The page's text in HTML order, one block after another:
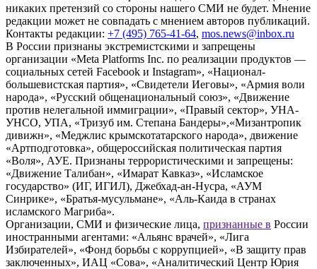
никаких претензий со стороны нашего СМИ не будет. Мнение
редакции может не совпадать с мнением авторов публикаций.
Контакты редакции: +7 (495) 765-41-64, mos.news@inbox.ru
В России признаны экстремистскими и запрещены
организации «Meta Platforms Inc. по реализации продуктов —
социальных сетей Facebook и Instagram», «Национал-
большевистская партия», «Свидетели Иеговы», «Армия воли
народа», «Русский общенациональный союз», «Движение
против нелегальной иммиграции», «Правый сектор», УНА-
УНСО, УПА, «Тризуб им. Степана Бандеры»,«Мизантропик
дивижн», «Меджлис крымскотатарского народа», движение
«Артподготовка», общероссийская политическая партия
«Воля», АУЕ. Признаны террористическими и запрещены:
«Движение Талибан», «Имарат Кавказ», «Исламское
государство» (ИГ, ИГИЛ), Джебхад-ан-Нусра, «АУМ
Синрике», «Братья-мусульмане», «Аль-Каида в странах
исламского Магриба».
Организации, СМИ и физические лица, признанные в России
иностранными агентами: «Альянс врачей», «Лига
Избирателей», «Фонд борьбы с коррупцией», «В защиту прав
заключенных», ИАЦ «Сова», «Аналитический Центр Юрия